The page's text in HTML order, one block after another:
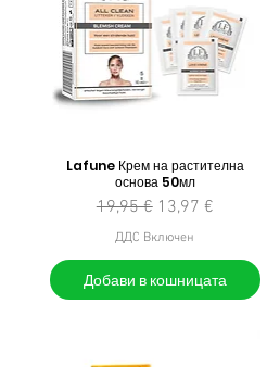
Lafune Крем на растителна
основа 50мл
Редовна цена
19,95 € Продажна цена
13,97 €
ДДС Включен
Добави в кошницата